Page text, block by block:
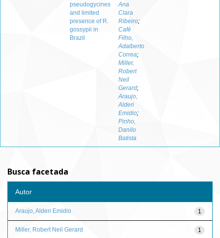
pseudogycines
and limited
presence of R.
gossypii in
Brazil
Ana
Clara
Ribeiro;
Café
Filho,
Adalberto
Correa;
Miller,
Robert
Neil
Gerard;
Araujo,
Alderi
Emidio;
Pinho,
Danilo
Batista
Busca facetada
Autor
1
Araujo, Alderi Emidio
1
Miller, Robert Neil Gerard